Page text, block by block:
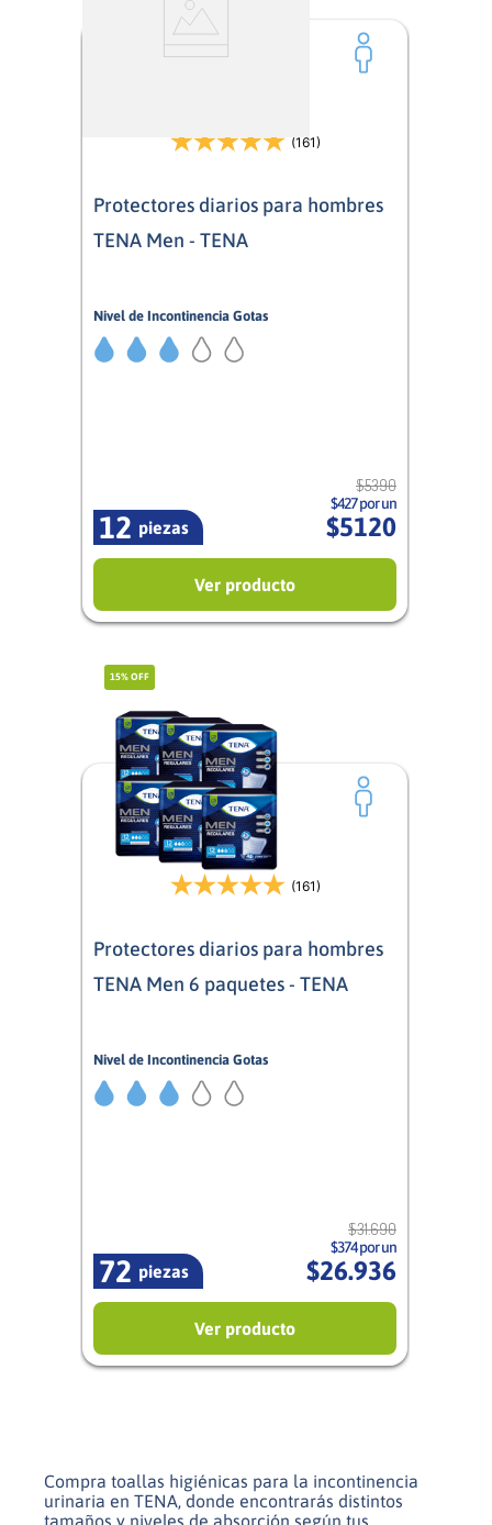
(161)
Protectores diarios para hombres
TENA Men - TENA
Nivel de Incontinencia Gotas
3/5
piezas
12
$5390
$427 por un
$5120
Ver producto
15% OFF
(161)
Protectores diarios para hombres
TENA Men 6 paquetes - TENA
Nivel de Incontinencia Gotas
3/5
piezas
72
$31.690
$374 por un
$26.936
Ver producto
Compra toallas higiénicas para la incontinencia
urinaria en TENA, donde encontrarás distintos
tamaños y niveles de absorción según tus